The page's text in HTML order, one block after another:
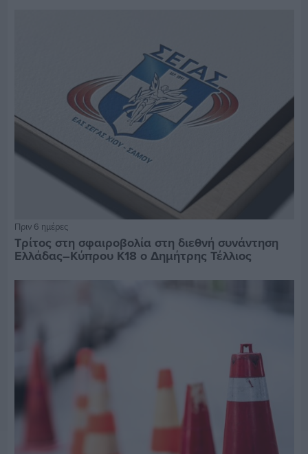
Πριν 6 ημέρες
Τρίτος στη σφαιροβολία στη διεθνή συνάντηση
Ελλάδας–Κύπρου Κ18 ο Δημήτρης Τέλλιος